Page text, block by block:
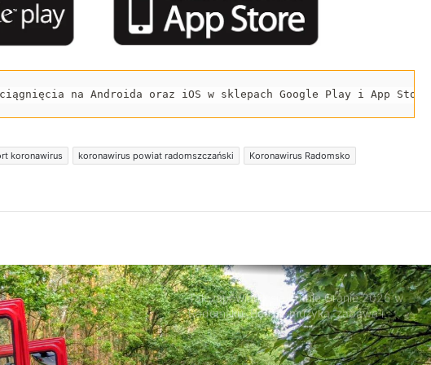
na Androida oraz iOS w sklepach Google Play i App Store.
koronawirus koronawirus powiat radomszczański
Koronawirus Radomsko
latek stracił prawo jazdy i zapłaci 4 tys. zł
Trwa remont przejazdów kolejowych.
Zmieniły się trasy autobusów MPK w
Rowerzystka ranna po zderzeniu z
samochodem. Trafiła do szpitala
Naczepa przewróciła się na drodze.
Kruszywo rozsypało się na jezdnię